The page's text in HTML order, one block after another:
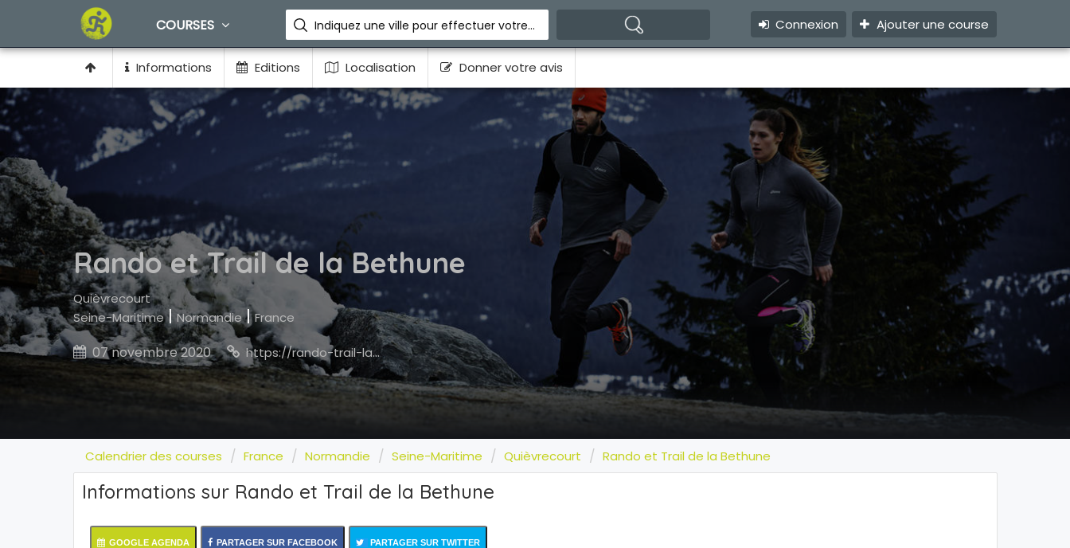
COURSES Indiquez une ville pour effectuer votre recherche Connexion Ajouter une course
Informations Editions Localisation Donner votre avis
Rando et Trail de la Bethune
Quièvrecourt
Seine-Maritime| Normandie|France
07 novembre 2020 https://rando-trail-la-bethune.webnode.fr
Calendrier des courses France Normandie Seine-Maritime Quièvrecourt Rando et Trail de la Bethune
Informations sur Rando et Trail de la Bethune
GOOGLE AGENDA PARTAGER SUR FACEBOOK PARTAGER SUR TWITTER